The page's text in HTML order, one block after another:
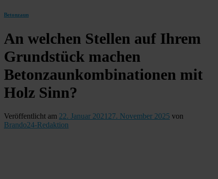
Betonzaun
An welchen Stellen auf Ihrem
Grundstück machen
Betonzaunkombinationen mit
Holz Sinn?
Veröffentlicht am 22. Januar 2021 27. November 2025 von
Brando24-Redaktion